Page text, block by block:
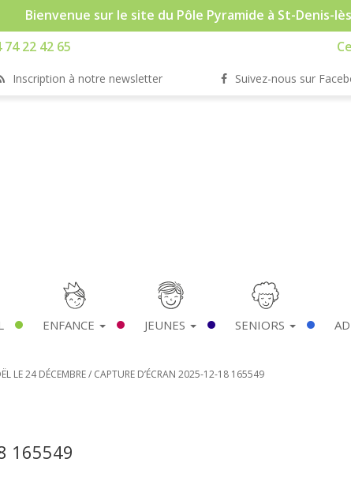
Bienvenue sur le site du Pôle Pyramide à St-Denis-
74 22 42 65
Inscription à notre newsletter Suivez-nous sur
ENFANCE JEUNES SENIORS
LE 24 DÉCEMBRE/ CAPTURE D’ÉCRAN 2025-12-18 165549
165549